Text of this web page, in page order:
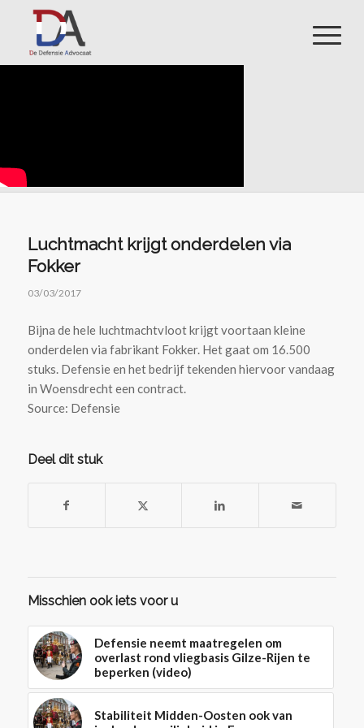
Luchtmacht krijgt onderdelen via
Fokker
03/03/2017
Bijna de hele luchtmachtvloot krijgt voortaan kleine
onderdelen via fabrikant Fokker. Het gaat om 16.500
stuks. Defensie en het bedrijf tekenden hiervoor vandaag
in Woensdrecht een contract.
Source: Defensie
Deel dit stuk
Misschien ook iets voor u
Defensie neemt maatregelen om
overlast rond vliegbasis Gilze-Rijen te
beperken (video)
Stabiliteit Midden-Oosten ook van